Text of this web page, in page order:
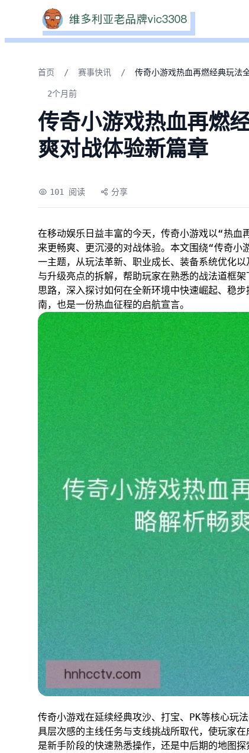
首页 / 赛事快讯 / 传奇小游戏热血再燃经典玩法
2个月前
传奇小游戏热血再燃
爽对战体验新篇章
101 阅读 分享
在移动娱乐日益丰富的今天，传奇小游戏以“热
来更畅爽、更沉浸的对战体验。本文围绕“传奇
一主题，从玩法革新、职业成长、装备系统优化
与升级亮点的拆解，帮助玩家在熟悉的战法道框
思路，深入探讨如何在全新环境中快速崛起、稳
南，也是一份热血征程的启航宣言。
传奇小游戏在延续经典攻沙、打宝、PK等核心玩
具层次感的主线任务与支线挑战所取代，使玩家在
是新手阶段的快速熟悉操作，还是中后期的地图